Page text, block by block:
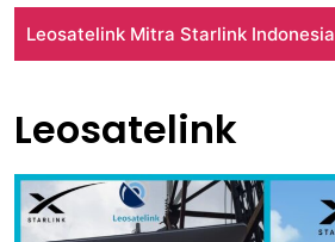
Leosatelink Mitra Starlink Indonesia
Leosatelink